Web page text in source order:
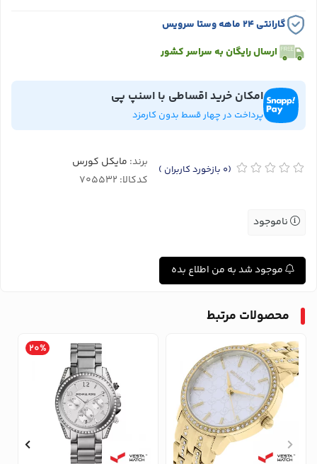
گارانتی ۲۴ ماهه وستا سرویس
ارسال رایگان به سراسر کشور
امکان خرید اقساطی با اسنپ پی
پرداخت در چهار قسط بدون کارمزد
(0 بازخورد کاربران ) برند: مایکل کورس
کدکالا:
ناموجود
موجود شد به من اطلاع بده
محصولات مرتبط
20%